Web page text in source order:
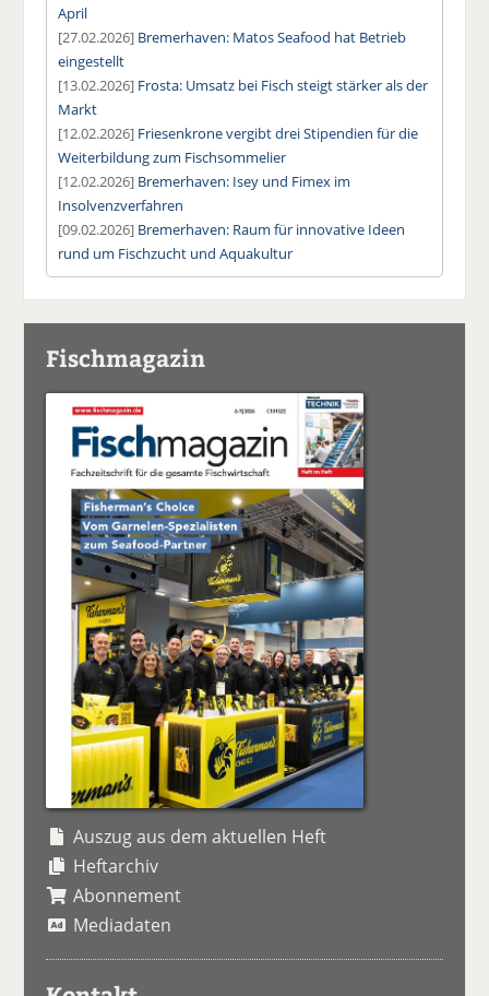
April
[27.02.2026] Bremerhaven: Matos Seafood hat Betrieb
eingestellt
[13.02.2026] Frosta: Umsatz bei Fisch steigt stärker als der
Markt
[12.02.2026] Friesenkrone vergibt drei Stipendien für die
Weiterbildung zum Fischsommelier
[12.02.2026] Bremerhaven: Isey und Fimex im
Insolvenzverfahren
[09.02.2026] Bremerhaven: Raum für innovative Ideen
rund um Fischzucht und Aquakultur
Fischmagazin
Auszug aus dem aktuellen Heft
Heftarchiv
Abonnement
Mediadaten